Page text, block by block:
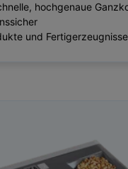
hochgenaue
und Fertigerzeugnisse